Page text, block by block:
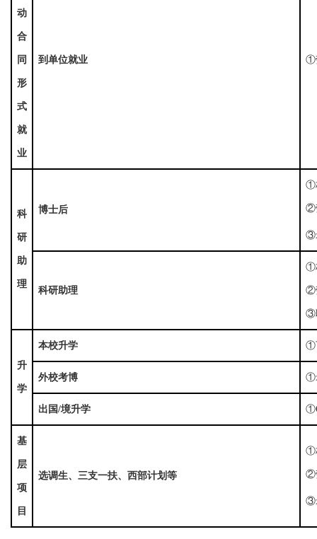
动
合
同
形
式
就
业
到单位就业 ①
科
研
助
理
博士后
①
②
③
科研助理
①
②
③
升
学
本校升学 ①
外校考博 ①
出国/境升学
基
层
项
目
选调生、三支一扶、西部计划等
①
②
③